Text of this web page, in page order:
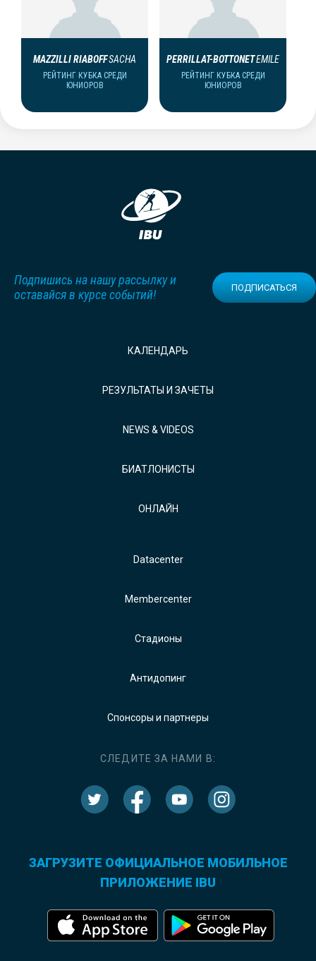
MAZZILLI RIABOFFSACHA
РЕЙТИНГ КУБКА СРЕДИ
ЮНИОРОВ
PERRILLAT-BOTTONETEMILE
РЕЙТИНГ КУБКА СРЕДИ
ЮНИОРОВ
Подпишись на нашу рассылку и
оставайся в курсе событий!
ПОДПИСАТЬСЯ
КАЛЕНДАРЬ
РЕЗУЛЬТАТЫ И ЗАЧЕТЫ
NEWS & VIDEOS
БИАТЛОНИСТЫ
ОНЛАЙН
Datacenter
Membercenter
Стадионы
Антидопинг
Спонсоры и партнеры
СЛЕДИТЕ ЗА НАМИ В:
ЗАГРУЗИТЕ ОФИЦИАЛЬНОЕ МОБИЛЬНОЕ
ПРИЛОЖЕНИЕ IBU